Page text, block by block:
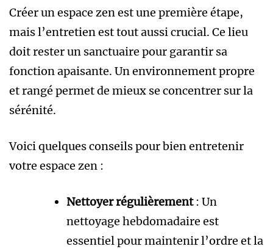
Créer un espace zen est une première étape,
mais l’entretien est tout aussi crucial. Ce lieu
doit rester un sanctuaire pour garantir sa
fonction apaisante. Un environnement propre
et rangé permet de mieux se concentrer sur la
sérénité.
Voici quelques conseils pour bien entretenir
votre espace zen :
Nettoyer régulièrement: Un
nettoyage hebdomadaire est
essentiel pour maintenir l’ordre et la